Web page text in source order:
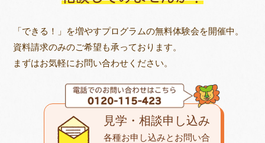
「できる！」を増やすプログラムの無料体験会を開催中。
資料請求のみのご希望も承っております。
まずはお気軽にお問い合わせください。
見学・相談申し込み
各種お申し込みとお問い合